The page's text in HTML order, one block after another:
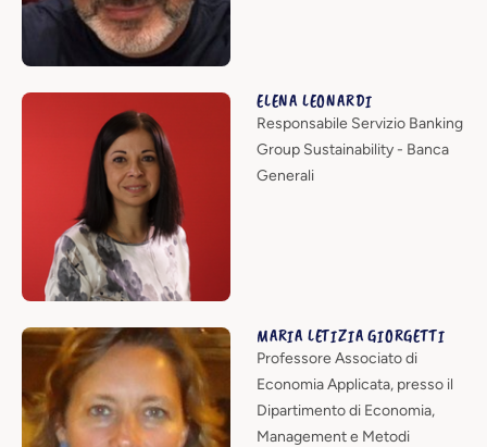
ELENA LEONARDI
Responsabile Servizio Banking
Group Sustainability - Banca
Generali
MARIA LETIZIA GIORGETTI
Professore Associato di
Economia Applicata, presso il
Dipartimento di Economia,
Management e Metodi